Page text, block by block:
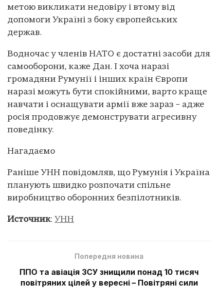
метою викликати недовіру і втому від
допомоги Україні з боку європейських
держав.
Водночас у членів НАТО є достатні засоби для
самооборони, каже Дан. І хоча наразі
громадяни Румунії і інших країн Європи
наразі можуть бути спокійними, варто краще
навчати і оснащувати армії вже зараз – адже
росія продовжує демонструвати агресивну
поведінку.
Нагадаємо
Раніше УНН повідомляв, що Румунія і Україна
планують швидко розпочати спільне
виробництво оборонних безпілотників.
Источник: УНН
Попередня новина
ППО та авіація ЗСУ знищили понад 10 тисяч
повітряних цілей у вересні – Повітряні сили